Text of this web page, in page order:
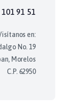
91 51
en:
No. 19
Morelos
C.P. 62950